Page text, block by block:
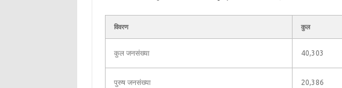
विवरण कुल
कुल जनसंख्या 40,303
पुरुष जनसंख्या 20,386